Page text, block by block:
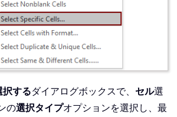
択するダイアログボックスで、 セル選
の選択タイプオプションを選択し、最